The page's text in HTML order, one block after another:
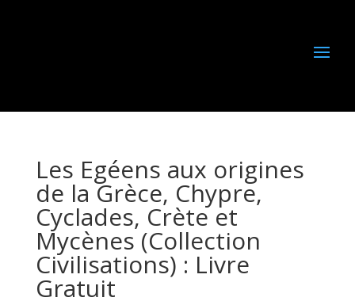
Les Egéens aux origines
de la Grèce, Chypre,
Cyclades, Crète et
Mycènes (Collection
Civilisations) : Livre
Gratuit